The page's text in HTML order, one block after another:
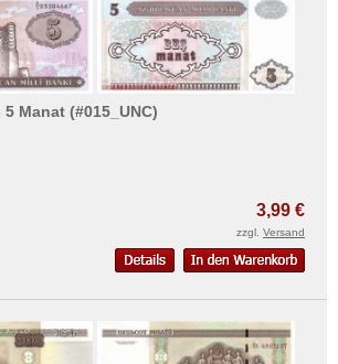
Manat (#015_UNC)
3,99 €
zzgl. Versand